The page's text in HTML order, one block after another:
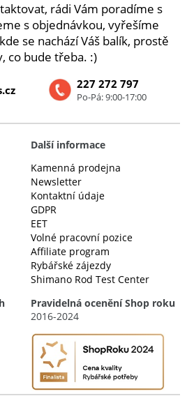
rádi Vám poradíme s
s objednávkou, vyřešíme
se nachází Váš balík, prostě
co bude třeba. :)
227 272 797
Po-Pá: 9:00-17:00
Další informace
Kamenná prodejna
Newsletter
Kontaktní údaje
GDPR
EET
Volné pracovní pozice
Affiliate program
Rybářské zájezdy
Shimano Rod Test Center
Pravidelná ocenění Shop roku
2016-2024